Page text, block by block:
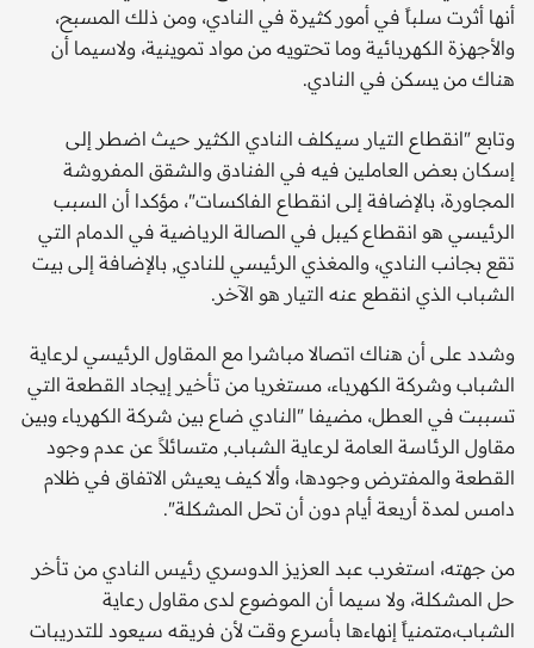
أنها أثرت سلباً في أمور كثيرة في النادي، ومن ذلك المسبح،
والأجهزة الكهربائية وما تحتويه من مواد تموينية، ولاسيما أن
هناك من يسكن في النادي.
وتابع "انقطاع التيار سيكلف النادي الكثير حيث اضطر إلى
إسكان بعض العاملين فيه في الفنادق والشقق المفروشة
المجاورة، بالإضافة إلى انقطاع الفاكسات"، مؤكدا أن السبب
الرئيسي هو انقطاع كيبل في الصالة الرياضية في الدمام التي
تقع بجانب النادي، والمغذي الرئيسي للنادي, بالإضافة إلى بيت
الشباب الذي انقطع عنه التيار هو الآخر.
وشدد على أن هناك اتصالا مباشرا مع المقاول الرئيسي لرعاية
الشباب وشركة الكهرباء، مستغربا من تأخير إيجاد القطعة التي
تسببت في العطل، مضيفا "النادي ضاع بين شركة الكهرباء وبين
مقاول الرئاسة العامة لرعاية الشباب, متسائلاً عن عدم وجود
القطعة والمفترض وجودها، وألا كيف يعيش الاتفاق في ظلام
دامس لمدة أربعة أيام دون أن تحل المشكلة".
من جهته، استغرب عبد العزيز الدوسري رئيس النادي من تأخر
حل المشكلة، ولا سيما أن الموضوع لدى مقاول رعاية
الشباب،متمنياً إنهاءها بأسرع وقت لأن فريقه سيعود للتدريبات